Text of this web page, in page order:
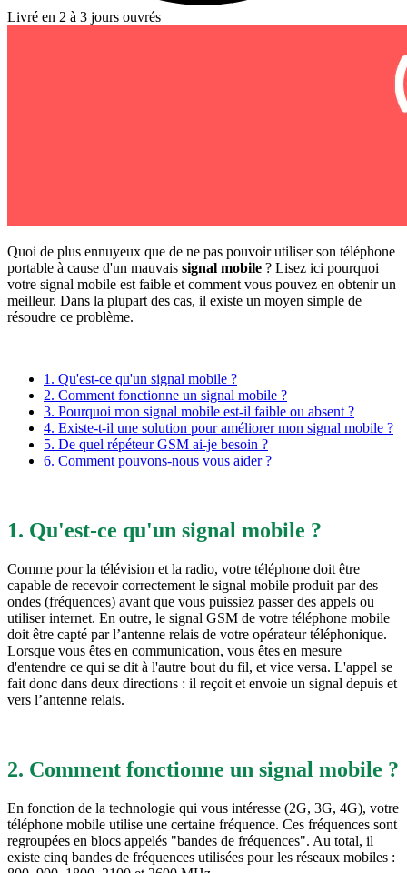
Livré en 2 à 3 jours ouvrés
Quoi de plus ennuyeux que de ne pas pouvoir utiliser son téléphone
portable à cause d'un mauvais signal mobile ? Lisez ici pourquoi
votre signal mobile est faible et comment vous pouvez en obtenir un
meilleur. Dans la plupart des cas, il existe un moyen simple de
résoudre ce problème.
1. Qu'est-ce qu'un signal mobile ?
2. Comment fonctionne un signal mobile ?
3. Pourquoi mon signal mobile est-il faible ou absent ?
4. Existe-t-il une solution pour améliorer mon signal mobile ?
5. De quel répéteur GSM ai-je besoin ?
6. Comment pouvons-nous vous aider ?
1. Qu'est-ce qu'un signal mobile ?
Comme pour la télévision et la radio, votre téléphone doit être
capable de recevoir correctement le signal mobile produit par des
ondes (fréquences) avant que vous puissiez passer des appels ou
utiliser internet. En outre, le signal GSM de votre téléphone mobile
doit être capté par l’antenne relais de votre opérateur téléphonique.
Lorsque vous êtes en communication, vous êtes en mesure
d'entendre ce qui se dit à l'autre bout du fil, et vice versa. L'appel se
fait donc dans deux directions : il reçoit et envoie un signal depuis et
vers l’antenne relais.
2. Comment fonctionne un signal mobile ?
En fonction de la technologie qui vous intéresse (2G, 3G, 4G), votre
téléphone mobile utilise une certaine fréquence. Ces fréquences sont
regroupées en blocs appelés "bandes de fréquences". Au total, il
existe cinq bandes de fréquences utilisées pour les réseaux mobiles :